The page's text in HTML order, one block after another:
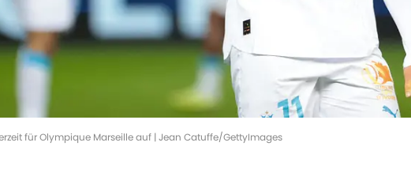
für Olympique Marseille auf | Jean Catuffe/GettyImages